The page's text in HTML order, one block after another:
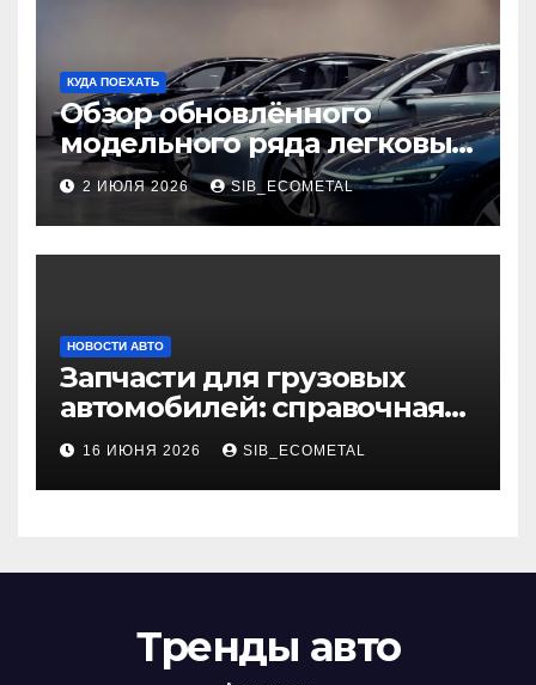
КУДА ПОЕХАТЬ
Обзор обновлённого
модельного ряда легковых
автомобилей 2026 года
2 ИЮЛЯ 2026 SIB_ECOMETAL
НОВОСТИ АВТО
Запчасти для грузовых
автомобилей: справочная
база по корейским и
японским моделям
16 ИЮНЯ 2026 SIB_ECOMETAL
Тренды авто